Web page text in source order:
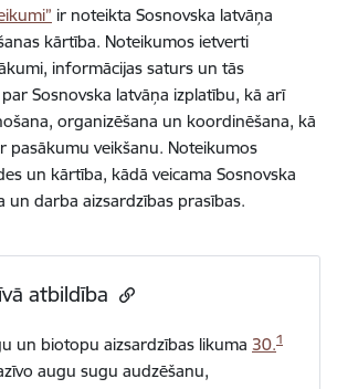
ir noteikta Sosnovska latvāņa
kārtība. Noteikumos ietverti
informācijas saturs un tās
Sosnovska latvāņa izplatību, kā arī
organizēšana un koordinēšana, kā
pasākumu veikšanu. Noteikumos
un kārtība, kādā veicama Sosnovska
un darba aizsardzības prasības.
atbildība
un biotopu aizsardzības likuma 30.1
augu sugu audzēšanu,